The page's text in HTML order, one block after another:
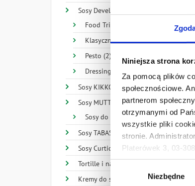
Niniejsza strona
Za pomocą plików
społecznościowe.
partnerom
otrzymanymi od
wszystkie pliki
stronie.
Platerówek 3, 03-
Prywatności.
Ten baner
Wybór
zgody
Niezbędne
Sosy Develey (32)
Food Trip (14)
Klasyczne (11)
Pesto (2)
Dressingi (4)
Sosy KIKKOMAN (28)
Sosy MUTTI (15)
Sosy do pizzy (3)
Sosy TABASCO® Brand (20)
Sosy Curtice Brothers (3)
Tortille i nachosy (6)
Kremy do smarowania (1)